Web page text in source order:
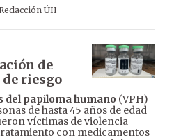
ÚH
de
de riesgo
del papiloma humano (VPH)
de hasta 45 años de edad
víctimas de violencia
con medicamentos